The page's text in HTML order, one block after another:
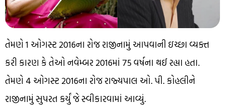
તેમણે 1 ઓગસ્ટ 2016ના રોજ રાજીનામું આપવાની ઇચ્છા વ્યક્ત
કરી કારણ કે તેઓ નવેમ્બર 2016માં 75 વર્ષના થઈ રહ્યા હતા.
તેમણે 4 ઓગસ્ટ 2016ના રોજ રાજ્યપાલ ઓ. પી. કોહલીને
રાજીનામું સુપરત કર્યું જે સ્વીકારવામાં આવ્યું.